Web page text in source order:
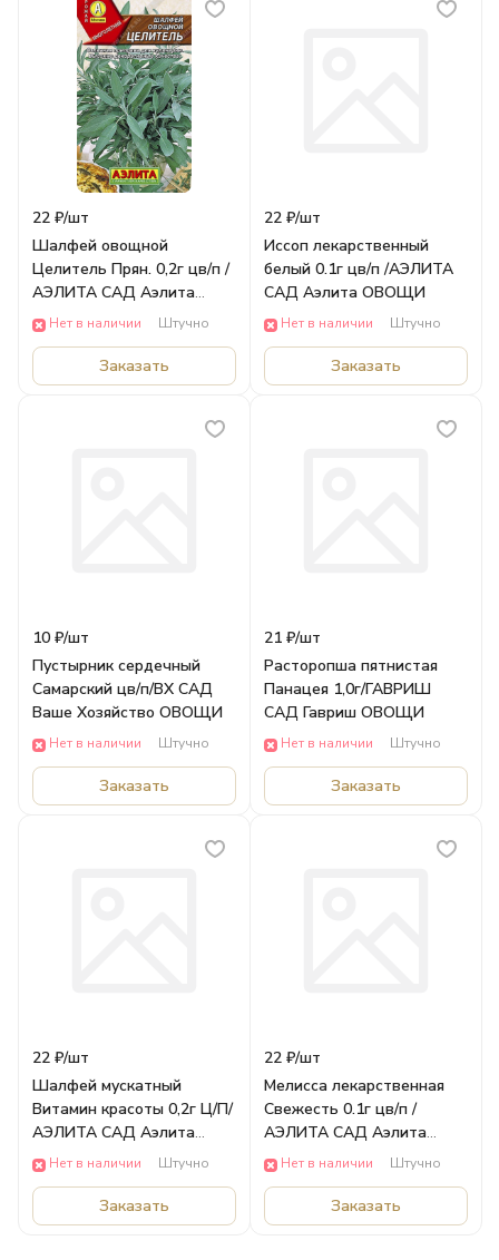
22 ₽/шт
Шалфей овощной
Целитель Прян. 0,2г цв/п /
АЭЛИТА САД Аэлита
ОВОЩИ
Нет в наличии Штучно
Заказать
22 ₽/шт
Иссоп лекарственный
белый 0.1г цв/п /АЭЛИТА
САД Аэлита ОВОЩИ
Нет в наличии Штучно
Заказать
10 ₽/шт
Пустырник сердечный
Самарский цв/п/ВХ САД
Ваше Хозяйство ОВОЩИ
Нет в наличии Штучно
Заказать
21 ₽/шт
Расторопша пятнистая
Панацея 1,0г/ГАВРИШ
САД Гавриш ОВОЩИ
Нет в наличии Штучно
Заказать
22 ₽/шт
Шалфей мускатный
Витамин красоты 0,2г Ц/П/
АЭЛИТА САД Аэлита
ОВОЩИ
Нет в наличии Штучно
Заказать
22 ₽/шт
Мелисса лекарственная
Свежесть 0.1г цв/п /
АЭЛИТА САД Аэлита
ОВОЩИ
Нет в наличии Штучно
Заказать